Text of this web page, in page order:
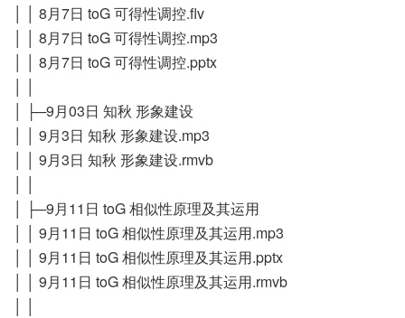
│ │ 8月7日 toG 可得性调控.flv
│ │ 8月7日 toG 可得性调控.mp3
│ │ 8月7日 toG 可得性调控.pptx
│ ├─9月03日 知秋 形象建设
│ │ 9月3日 知秋 形象建设.mp3
│ │ 9月3日 知秋 形象建设.rmvb
│ ├─9月11日 toG 相似性原理及其运用
│ │ 9月11日 toG 相似性原理及其运用.mp3
│ │ 9月11日 toG 相似性原理及其运用.pptx
│ │ 9月11日 toG 相似性原理及其运用.rmvb